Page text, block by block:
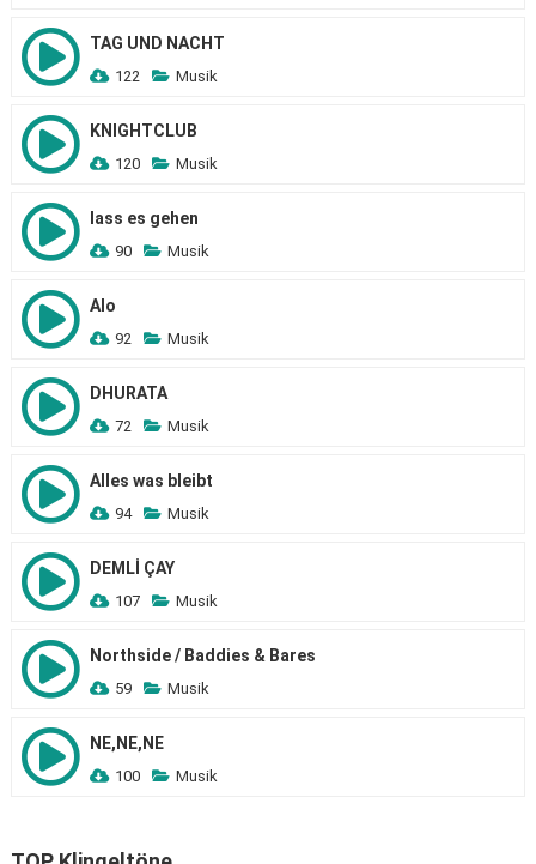
TAG UND NACHT
122 Musik
KNIGHTCLUB
120 Musik
lass es gehen
90 Musik
Alo
92 Musik
DHURATA
72 Musik
Alles was bleibt
94 Musik
DEMLİ ÇAY
107 Musik
Northside / Baddies & Bares
59 Musik
NE,NE,NE
100 Musik